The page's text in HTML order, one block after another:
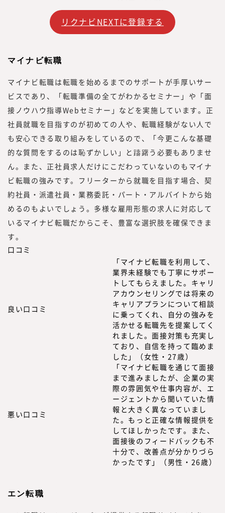
リクナビNEXTに登録する
マイナビ転職
マイナビ転職は転職を始めるまでのサポートが手厚いサー
ビスであり、「転職準備の全てがわかるセミナー」や「面
接ノウハウ指導Webセミナー」などを実施しています。正
社員就職を目指すのが初めての人や、転職経験がない人で
も安心できる取り組みをしているので、「今更こんな基礎
的な質問をするのは恥ずかしい」と躊躇う必要もありませ
ん。また、正社員求人だけにこだわっていないのもマイナ
ビ転職の強みです。フリーターから就職を目指す場合、契
約社員・派遣社員・業務委託・パート・アルバイトから始
めるのもよいでしょう。多様な雇用形態の求人に対応して
いるマイナビ転職だからこそ、豊富な選択肢を確保できま
す。
口コミ
良い口コミ
「マイナビ転職を利用して、
業界未経験でも丁寧にサポー
トしてもらえました。キャリ
アカウンセリングでは将来の
キャリアプランについて相談
に乗ってくれ、自分の強みを
活かせる転職先を提案してく
れました。面接対策も充実し
ており、自信を持って臨めま
した」（女性・27歳）
悪い口コミ
「マイナビ転職を通じて面接
まで進みましたが、企業の実
際の雰囲気や仕事内容が、エ
ージェントから聞いていた情
報と大きく異なっていまし
た。もっと正確な情報提供を
してほしかったです。また、
面接後のフィードバックも不
十分で、改善点が分かりづら
かったです」（男性・26歳）
エン転職